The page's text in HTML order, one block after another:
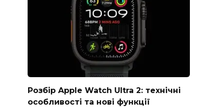
Розбір Apple Watch Ultra 2: технічні
особливості та нові функції